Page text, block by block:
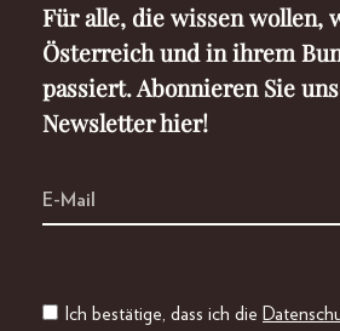
Für alle, die wissen wollen,
Österreich und in ihrem
passiert. Abonnieren Sie
Newsletter hier!
Ich bestätige, dass ich die